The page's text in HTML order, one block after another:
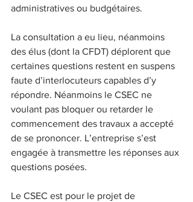
administratives ou budgétaires.
La consultation a eu lieu, néanmoins
des élus (dont la CFDT) déplorent que
certaines questions restent en suspens
faute d’interlocuteurs capables d’y
répondre. Néanmoins le CSEC ne
voulant pas bloquer ou retarder le
commencement des travaux a accepté
de se prononcer. L’entreprise s’est
engagée à transmettre les réponses aux
questions posées.
Le CSEC est pour le projet de